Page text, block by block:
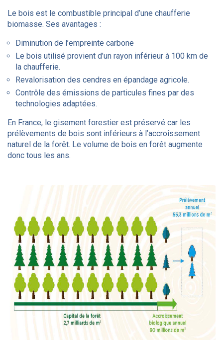
Le bois est le combustible principal d’une chaufferie
biomasse. Ses avantages :
Diminution de l’empreinte carbone
Le bois utilisé provient d’un rayon inférieur à 100 km de
la chaufferie.
Revalorisation des cendres en épandage agricole.
Contrôle des émissions de particules fines par des
technologies adaptées.
En France, le gisement forestier est préservé car les
prélèvements de bois sont inférieurs à l’accroissement
naturel de la forêt. Le volume de bois en forêt augmente
donc tous les ans.